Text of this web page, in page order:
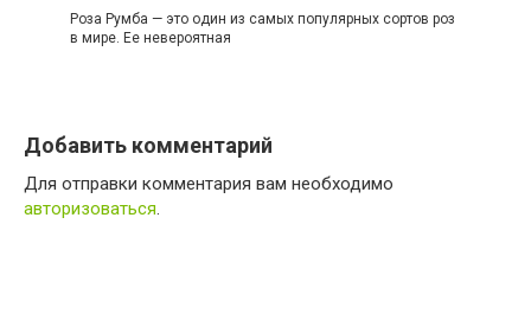
Роза Румба — это один из самых популярных сортов роз
в мире. Ее невероятная
Добавить комментарий
Для отправки комментария вам необходимо
авторизоваться.